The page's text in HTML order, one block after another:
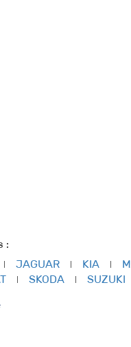
:
JAGUAR KIA
SKODA SUZUKI